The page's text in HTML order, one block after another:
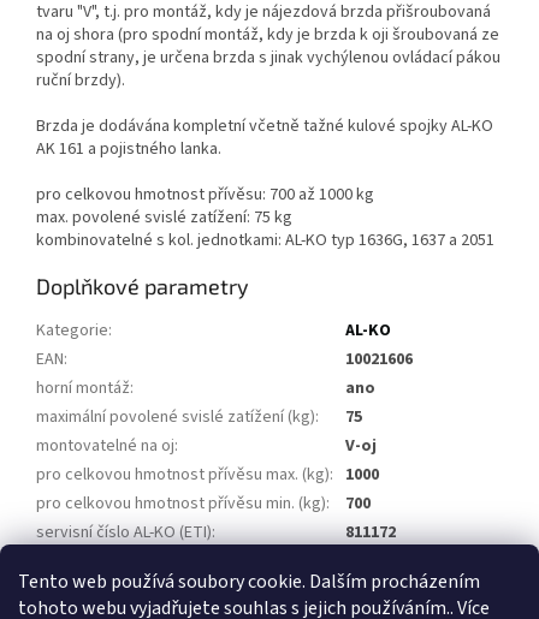
Tento web používá soubory cookie. Dalším procházením
tohoto webu vyjadřujete souhlas s jejich používáním.. Více
tvaru "V", t.j. pro montáž, kdy je nájezdová brzda přišroubovaná
na oj shora (pro spodní montáž, kdy je brzda k oji šroubovaná ze
spodní strany, je určena brzda s jinak vychýlenou ovládací pákou
ruční brzdy).
Brzda je dodávána kompletní včetně tažné kulové spojky AL-KO
AK 161 a pojistného lanka.
pro celkovou hmotnost přívěsu: 700 až 1000 kg
max. povolené svislé zatížení: 75 kg
kombinovatelné s kol. jednotkami: AL-KO typ 1636G, 1637 a 2051
Doplňkové parametry
Kategorie:
AL-KO
EAN:
10021606
horní montáž:
ano
maximální povolené svislé zatížení (kg):
75
montovatelné na oj:
V-oj
pro celkovou hmotnost přívěsu max. (kg): 1000
pro celkovou hmotnost přívěsu min. (kg):
700
servisní číslo AL-KO (ETI):
811172